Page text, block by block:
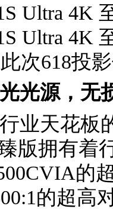
Ultra 4K
Ultra 4K
次618投
光源，无
业天花板
版拥有着
的
的超高